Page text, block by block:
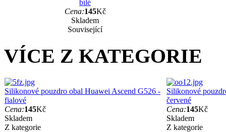
bílé
Cena:145Kč
Skladem
Související
VÍCE Z KATEGORIE
Silikonové pouzdro obal Huawei Ascend G526 -
fialové
Cena:145Kč
Skladem
Z kategorie
Silikonové
červené
Cena:145Kč
Skladem
Z kategorie